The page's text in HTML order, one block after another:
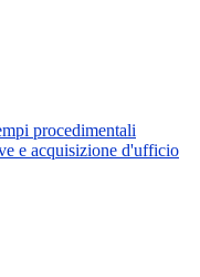
procedimentali
e acquisizione d'ufficio